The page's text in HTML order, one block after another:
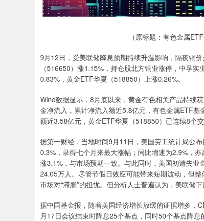
（原标题：有色金属
9月12日，受美联储降息预期持续升温影响，隔夜铜
（516650）涨1.15%，持仓股北方铜业涨停，中孚
0.83%，黄金ETF华夏（518850）上涨0.26%。
Wind数据显示，8月底以来，黄金有色相关产品持续
金净流入，累计净流入额近5.8亿元，有色金属ETF
额近3.58亿元，黄金ETF华夏（518850）已连续8个
据第一财经，当地时间9月11日，美国劳工统计局公
0.3%，录得七个月来最大涨幅；同比增速为2.9%，
涨3.1%，与市场预期一致。与此同时，美国初请失
24.05万人。尽管节假日效应可能带来短期波动，但
市场对“滞胀”的担忧。但分析人士普遍认为，美联储
据中国基金报，随着美国经济增长放缓的证据增多，
月17日会议结束时降息25个基点，同时50个基点降息